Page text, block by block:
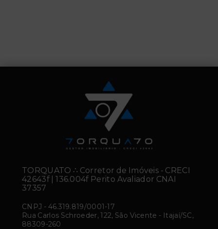
TORQUATO ∴ Corretor de Imóveis - CRECI
42643f | 136.004f Perito Avaliador CNAI
37357
CNPJ - 46.319.819/0001-17
Rua Carlos Schroeder, 122, São Vicente - Itajaí/SC,
88309-260